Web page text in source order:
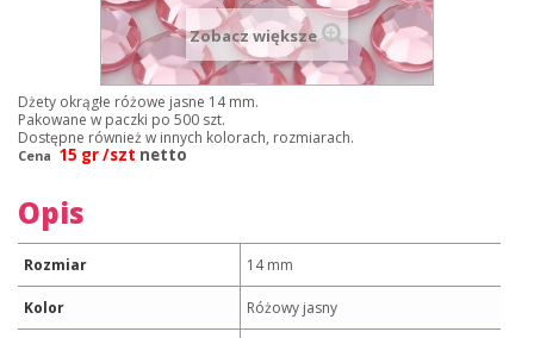
Zobacz większe
Dżety okrągłe różowe jasne 14 mm.
Pakowane w paczki po 500 szt.
Dostępne również w innych kolorach, rozmiarach.
Cena 15 gr /szt netto
Opis
Rozmiar 14 mm
Kolor Różowy jasny